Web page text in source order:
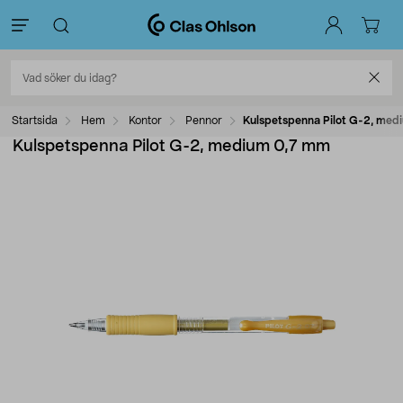
Startsida Hem Kontor Pennor Kulspetspenna Pilot G-2,
Kulspetspenna Pilot G-2, medium 0,7 mm